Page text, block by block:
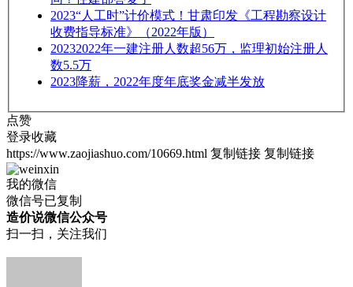
2023“人工时”计价模式！甘肃印发《工程勘察设计
收费指导标准》（2022年版）
20232022年一建注册人数超56万，监理初始注册人
数5.5万
2023降薪，2022年度年底奖金减半发放
点赞
登录收藏
https://www.zaojiashuo.com/10669.html 复制链接 复制链接
我的微信
微信号已复制
造价说微信公众号
扫一扫，关注我们